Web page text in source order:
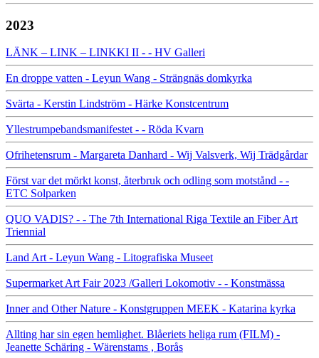
2023
LÄNK – LINK – LINKKI II - - HV Galleri
En droppe vatten - Leyun Wang - Strängnäs domkyrka
Svärta - Kerstin Lindström - Härke Konstcentrum
Yllestrumpebandsmanifestet - - Röda Kvarn
Ofrihetensrum - Margareta Danhard - Wij Valsverk, Wij Trädgårdar
Först var det mörkt konst, återbruk och odling som motstånd - -
ETC Solparken
QUO VADIS? - - The 7th International Riga Textile an Fiber Art
Triennial
Land Art - Leyun Wang - Litografiska Museet
Supermarket Art Fair 2023 /Galleri Lokomotiv - - Konstmässa
Inner and Other Nature - Konstgruppen MEEK - Katarina kyrka
Allting har sin egen hemlighet. Blåeriets heliga rum (FILM) -
Jeanette Schäring - Wärenstams , Borås